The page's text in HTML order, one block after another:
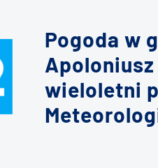
Pogoda w
Apoloniusz
wieloletni